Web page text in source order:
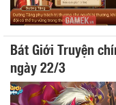
Bát Giới Truyện
ngày 22/3